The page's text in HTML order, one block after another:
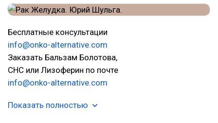
Бесплатные консультации
info@onko-alternative.com
Заказать Бальзам Болотова,
СНС или Лизоферин по почте
info@onko-alternative.com
Показать полностью